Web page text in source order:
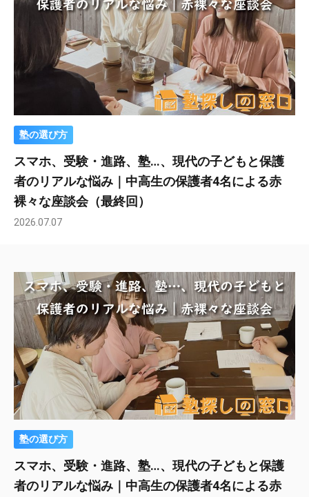
塾の選び方
スマホ、受験・進路、塾…、現代の子どもと保護
者のリアルな悩み｜中高生の保護者4名による赤
裸々な座談会（最終回）
2026.07.07
塾の選び方
スマホ、受験・進路、塾…、現代の子どもと保護
者のリアルな悩み｜中高生の保護者4名による赤